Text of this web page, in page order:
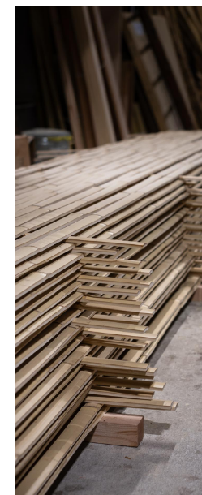
ながら、どの方向にどれくらい
ります。 今回のように複数本を
本だけをきれいに曲げるのでは
流れに見えるかを考えながら製
図面通りの寸法に仕上げること
素材ならではの個体差をどう活
注製作・内装意匠のご相談 竹定
半割竹、柾割竹、竹パネルなど
行っています。 店舗内装、ホテ
業施設など、空間に合わせた竹
承っております。 「竹を使いた
よいかわからない」 「既製品で
したい」 「天井や壁面に竹を使
そのような場合も、竹の特性を踏
適な方法をご提案いたします。
素材感を活かした空間づくりをご
ださい。
インパクトドライバーなどの電
を加工し、作業しやすい収納と
筒状の形をしているため、工具
る用途と相性が良く、少し手を
なります。 また、自転車スタン
す。 丸竹の形状を活かしながら
で、工場内で使える簡易的なス
す。 その他にも、竹の運搬や乾
支えなど、工場の中では日常的に
を使い切るための工夫 竹定商店
して加工するだけでなく、使え
も大切にしています。 もちろん
るわけではありません。 しかし
を変えたりすることで、まだまだ
こうした日々の工夫は、単なる再
「この形なら何かに使えるので
割れを逆に活かせないか」 「こ
も応用できるのではないか」 そ
定商店のものづくりにつながっ
考える力にもつながる 竹は一本
位置が異なります。 工業製品の
いため、現場ごとに納まりを考え